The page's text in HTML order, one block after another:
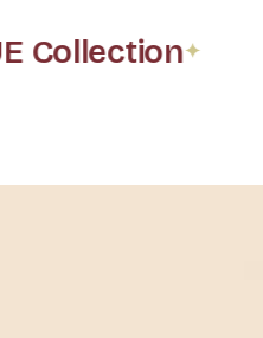
Collection✦